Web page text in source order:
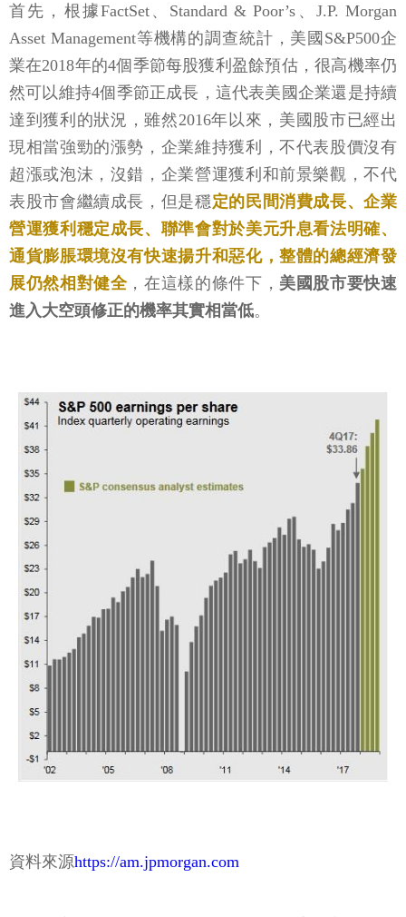
首先，根據FactSet、Standard & Poor’s、J.P. Morgan
Asset Management等機構的調查統計，美國S&P500企
業在2018年的4個季節每股獲利盈餘預估，很高機率仍
然可以維持4個季節正成長，這代表美國企業還是持續
達到獲利的狀況，雖然2016年以來，美國股市已經出
現相當強勁的漲勢，企業維持獲利，不代表股價沒有
超漲或泡沫，沒錯，企業營運獲利和前景樂觀，不代
表股市會繼續成長，但是穩定的民間消費成長、企業
營運獲利穩定成長、聯準會對於美元升息看法明確、
通貨膨脹環境沒有快速揚升和惡化，整體的總經濟發
展仍然相對健全，在這樣的條件下， 美國股市要快速
進入大空頭修正的機率其實相當低。
資料來源https://am.jpmorgan.com